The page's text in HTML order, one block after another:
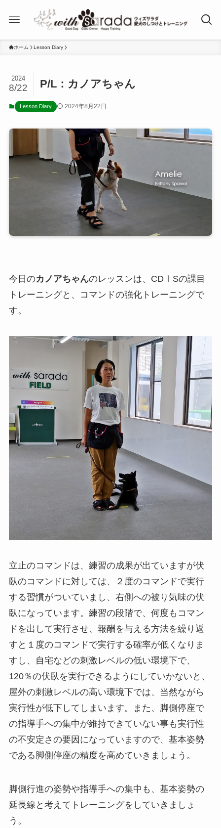
ホーム Lesson Diary
P/L：カノアちゃん
2024
8/22
Lesson Diary 2024年8月22日
今日のカノアちゃんのレッスンは、CDⅠSの課目
トレーニングと、コマンドの強化トレーニングで
す。
立止のコマンドは、練習の成果が出ていますが伏
臥のコマンドに対しては、２度のコマンドで実行
する習慣がついていまし、右側への被り気味の伏
臥になっています。練習の段階で、何度もコマン
ドを出して実行させ、報酬を与える方法を繰り返
すと１度のコマンドで実行する確率が低くなりま
すし、自宅などの刺激レベルの低い環境下で、
120％の伏臥を実行できるようにしていかないと、
屋外の刺激レベルの高い環境下では、当然ながら
実行性が低下してしまいます。また、脚側停座で
の指導手への集中が維持できていない事も実行性
の不安定さの要因になっていますので、基本姿勢
である脚側停座の精度を高めていきましょう。
脚側行進の姿勢や指導手への集中も、基本姿勢の
延長線と考えてトレーニングをしていきましょ
う。